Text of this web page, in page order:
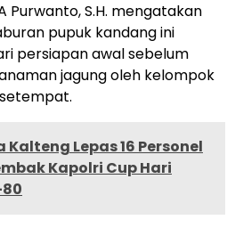
Purwanto, S.H. mengatakan
pupuk kandang ini
persiapan awal sebelum
jagung oleh kelompok
Kalteng Lepas 16 Personel
Kapolri Cup Hari